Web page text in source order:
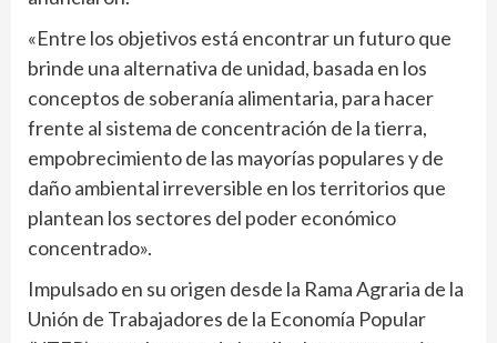
«Entre los objetivos está encontrar un futuro que
brinde una alternativa de unidad, basada en los
conceptos de soberanía alimentaria, para hacer
frente al sistema de concentración de la tierra,
empobrecimiento de las mayorías populares y de
daño ambiental irreversible en los territorios que
plantean los sectores del poder económico
concentrado».
Impulsado en su origen desde la Rama Agraria de la
Unión de Trabajadores de la Economía Popular